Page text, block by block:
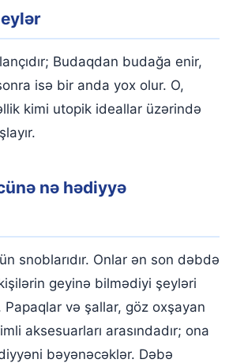
Budaqdan budağa enir,
isə bir anda yox olur. O,
kimi utopik ideallar üzərində
nə hədiyyə
snoblarıdır. Onlar ən son dəbdə
geyinə bilmədiyi şeyləri
Papaqlar və şallar, göz oxşayan
aksesuarları arasındadır; ona
bəyənəcəklər. Dəbə